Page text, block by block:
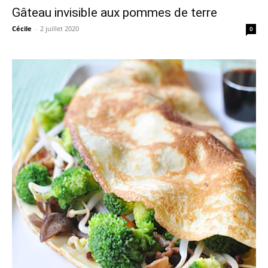
Gâteau invisible aux pommes de terre
Cécile - 2 juillet 2020 0